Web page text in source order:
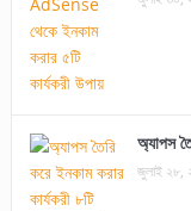
অ্যাপস
জুলাই ২৮,